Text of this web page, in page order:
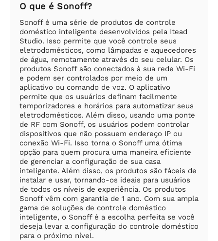
O que é Sonoff?
Sonoff é uma série de produtos de controle
doméstico inteligente desenvolvidos pela Itead
Studio. Isso permite que você controle seus
eletrodomésticos, como lâmpadas e aquecedores
de água, remotamente através do seu celular. Os
produtos Sonoff são conectados à sua rede Wi-Fi
e podem ser controlados por meio de um
aplicativo ou comando de voz. O aplicativo
permite que os usuários definam facilmente
temporizadores e horários para automatizar seus
eletrodomésticos. Além disso, usando uma ponte
de RF com Sonoff, os usuários podem controlar
dispositivos que não possuem endereço IP ou
conexão Wi-Fi. Isso torna o Sonoff uma ótima
opção para quem procura uma maneira eficiente
de gerenciar a configuração de sua casa
inteligente. Além disso, os produtos são fáceis de
instalar e usar, tornando-os ideais para usuários
de todos os níveis de experiência. Os produtos
Sonoff vêm com garantia de 1 ano. Com sua ampla
gama de soluções de controle doméstico
inteligente, o Sonoff é a escolha perfeita se você
deseja levar a configuração do controle doméstico
para o próximo nível.